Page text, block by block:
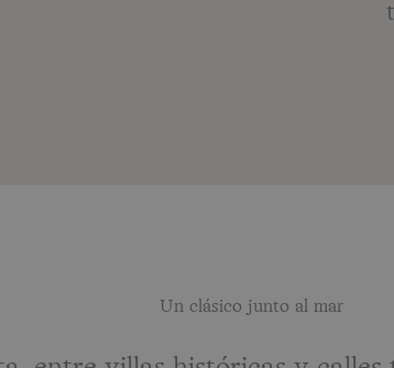
Un clásico junto al mar